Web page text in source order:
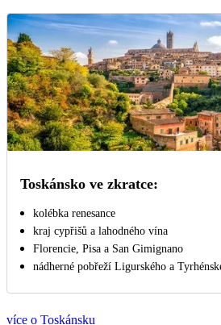
Toskánsko ve zkratce:
kolébka renesance
kraj cypřišů a lahodného vína
Florencie, Pisa a San Gimignano
nádherné pobřeží Ligurského a
více o Toskánsku